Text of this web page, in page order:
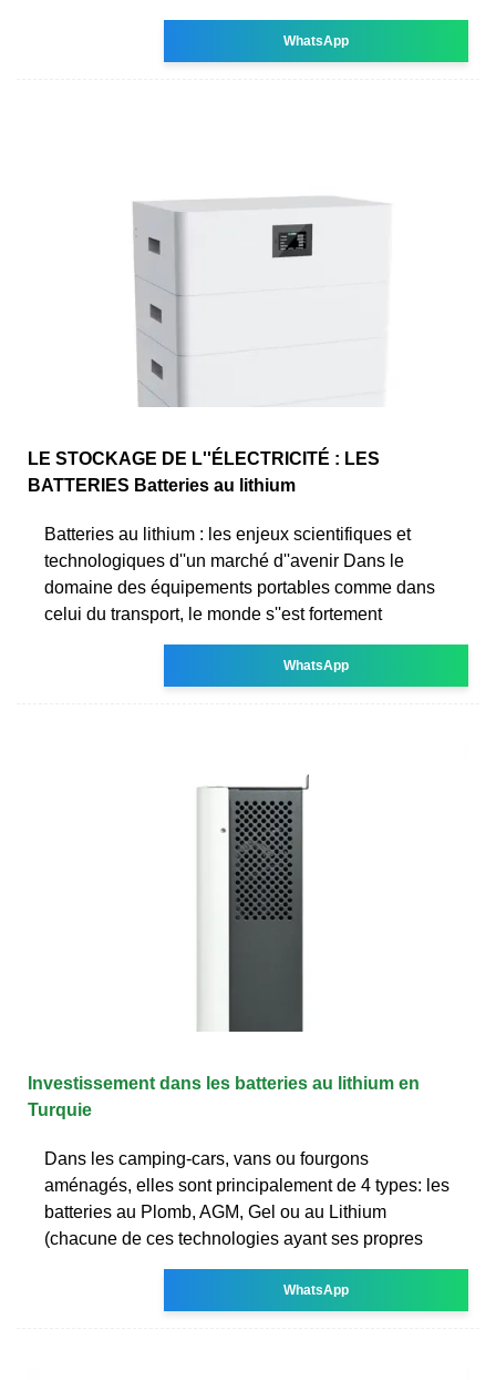
WhatsApp
LE STOCKAGE DE L''ÉLECTRICITÉ : LES
BATTERIES Batteries au lithium
Batteries au lithium : les enjeux scientifiques et
technologiques d''un marché d''avenir Dans le
domaine des équipements portables comme dans
celui du transport, le monde s''est fortement
WhatsApp
Investissement dans les batteries au lithium en
Turquie
Dans les camping-cars, vans ou fourgons
aménagés, elles sont principalement de 4 types: les
batteries au Plomb, AGM, Gel ou au Lithium
(chacune de ces technologies ayant ses propres
WhatsApp